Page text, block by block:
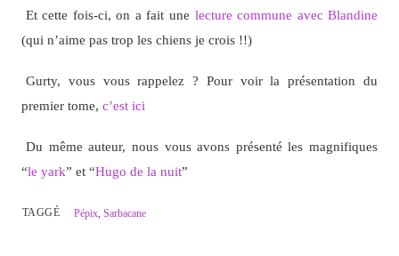
Et cette fois-ci, on a fait une lecture commune avec Blandine
(qui n’aime pas trop les chiens je crois !!)
Gurty, vous vous rappelez ? Pour voir la présentation du
premier tome, c’est ici
Du même auteur, nous vous avons présenté les magnifiques
“le yark” et “Hugo de la nuit”
TAGGÉ Pépix ,Sarbacane